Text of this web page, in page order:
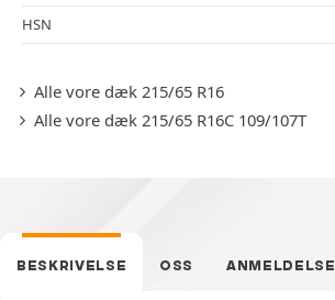
HSN
Alle vore dæk 215/65 R16
Alle vore dæk 215/65 R16C 109/107T
BESKRIVELSE OSS ANMELDELSE